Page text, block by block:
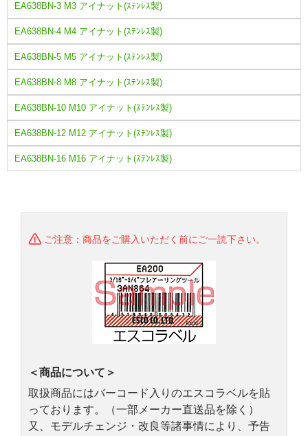
EA638BN-3 M3 アイナット(ｽﾃﾝﾚｽ製)
EA638BN-4 M4 アイナット(ｽﾃﾝﾚｽ製)
EA638BN-5 M5 アイナット(ｽﾃﾝﾚｽ製)
EA638BN-8 M8 アイナット(ｽﾃﾝﾚｽ製)
EA638BN-10 M10 アイナット(ｽﾃﾝﾚｽ製)
EA638BN-12 M12 アイナット(ｽﾃﾝﾚｽ製)
EA638BN-16 M16 アイナット(ｽﾃﾝﾚｽ製)
ご注意：商品をご購入いただく前にご一読下さい。
＜商品について＞
取扱商品にはバーコード入りのエスコラベルを貼
っております。（一部メーカー直送品を除く）
又、モデルチェンジ・改良等諸事情により、予告